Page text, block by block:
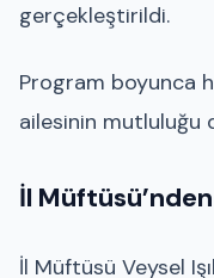
gerçekleştirildi.
Program boyunca
ailesinin mutluluğu
İl
İl Müftüsü Veysel